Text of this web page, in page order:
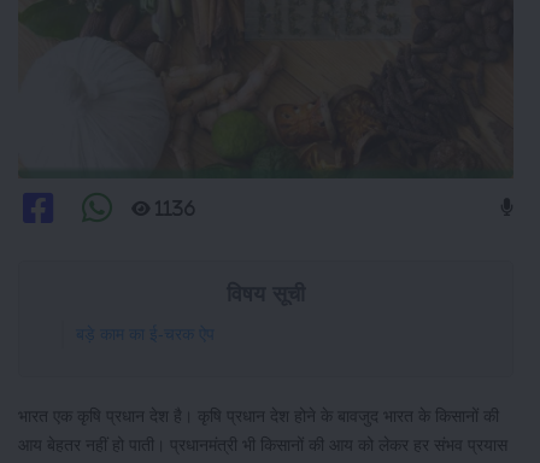
1136
बड़े काम का ई-चरक ऐप
भारत एक कृषि प्रधान देश है। कृषि प्रधान देश होने के बावजुद भारत के किसानों की
आय बेहतर नहीं हो पाती। प्रधानमंत्री भी किसानों की आय को लेकर हर संभव प्रयास